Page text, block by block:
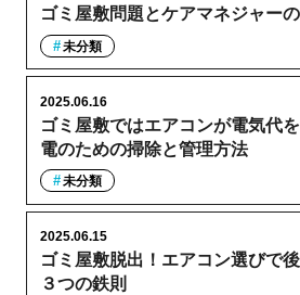
ゴミ屋敷問題とケアマネジャー
未分類
ゴミ屋敷ではエアコンが電気代
電のための掃除と管理方法
2025.06.16
未分類
ゴミ屋敷脱出！エアコン選びで
３つの鉄則
2025.06.15